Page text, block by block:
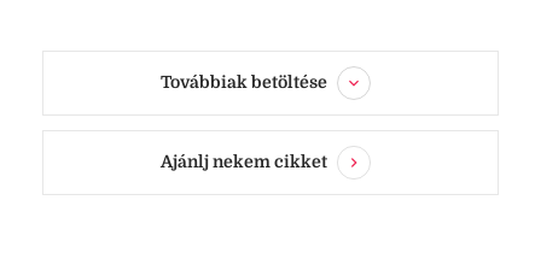
Továbbiak betöltése
Ajánlj nekem cikket